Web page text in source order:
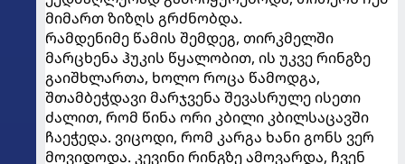
მიმართ ზიზღს გრძნობდა.
რამდენიმე წამის შემდეგ, თირკმელში
მარცხენა ჰუკის წყალობით, ის უკვე რინგზე
გაიშხლართა, ხოლო როცა წამოდგა,
შთამბეჭდავი მარჯვენა შევასრულე ისეთი
ძალით, რომ წინა ორი კბილი კბილსაცავში
ჩაეჭედა. ვიცოდი, რომ კარგა ხანი გონს ვერ
მოვიდოდა. კევინი რინგზე ამოვარდა, ჩვენ